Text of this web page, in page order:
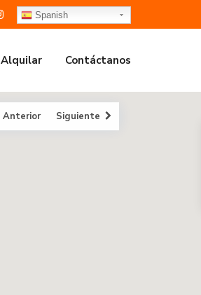
Spanish
Alquilar Contáctanos
Anterior Siguiente